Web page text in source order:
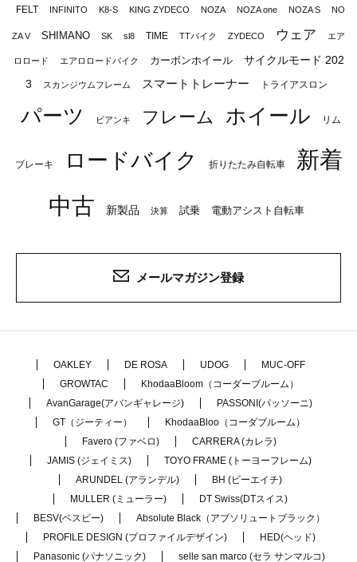
FELT INFINITO K8-S KING ZYDECO NOZA NOZA one NOZA S NO
ZA V SHIMANO SK sl8 TIME TTバイク ZYDECO ウェア エア
ロロード エアロロードバイク カーボンホイール
サイクルモード 202
3
スカンジウムフレーム スマートトレーナー トライアスロン
パーツ ビアンキ フレーム ホイール リム
ブレーキ ロードバイク 折りたたみ自転車
新着
中古
新製品 決算 試乗 電動アシスト自転車
メールマガジン登録
OAKLEY DE ROSA UDOG
MUC-OFF
GROWTAC
KhodaaBloom（コーダーブルーム）
AvanGarage(アバンギャレージ)
PASSONI(パッソーニ)
GT（ジーティー）
KhodaaBloo（コーダブルーム）
Favero (ファベロ)
CARRERA (カレラ)
JAMIS (ジェイミス)
TOYO FRAME (トーヨーフレーム)
ARUNDEL (アランデル)
BH (ビーエイチ)
MULLER (ミューラー)
DT Swiss(DTスイス)
BESV(ベスビー)
Absolute Black（アブソリュートブラック）
PROFILE DESIGN (プロファイルデザイン)
HED(ヘッド)
Panasonic (パナソニック)
selle san marco (セラ サンマルコ)